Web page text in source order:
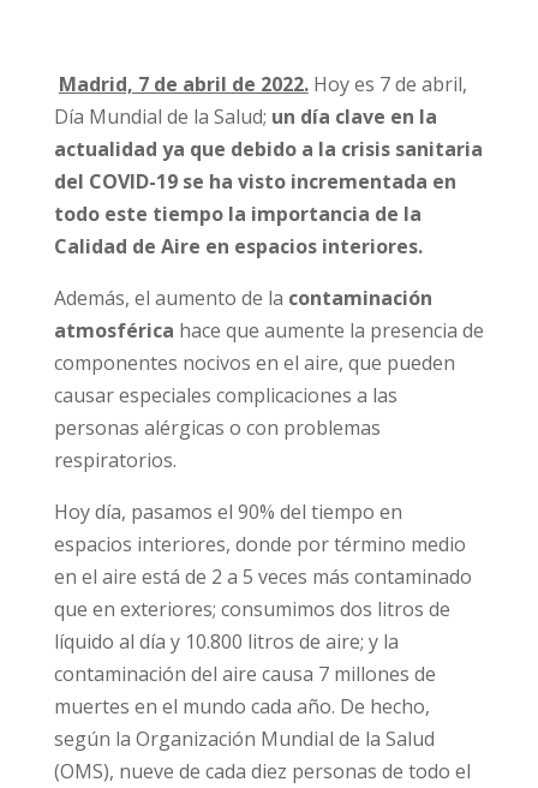
Madrid, 7 de abril de 2022.Hoy es 7 de abril,
Día Mundial de la Salud; un día clave en la
actualidad ya que debido a la crisis sanitaria
del COVID-19 se ha visto incrementada en
todo este tiempo la importancia de la
Calidad de Aire en espacios interiores.
Además, el aumento de la contaminación
atmosférica hace que aumente la presencia de
componentes nocivos en el aire, que pueden
causar especiales complicaciones a las
personas alérgicas o con problemas
respiratorios.
Hoy día, pasamos el 90% del tiempo en
espacios interiores, donde por término medio
en el aire está de 2 a 5 veces más contaminado
que en exteriores; consumimos dos litros de
líquido al día y 10.800 litros de aire; y la
contaminación del aire causa 7 millones de
muertes en el mundo cada año. De hecho,
según la Organización Mundial de la Salud
(OMS), nueve de cada diez personas de todo el